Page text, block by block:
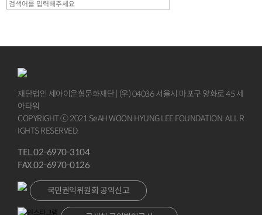
재단법인 세아이운형문화재단 | (우) 04036 서울시 마포구 양화로 45 세
아타워
COPYRIGHT ⓒ 2021 SeAH WOON HYUNG LEE FOUNDATION. ALL R
IGHTS RESERVED.
TEL.02-6970-3104
FAX.02-6970-0126
국민권익위원회 공익신고